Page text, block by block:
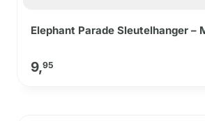
Elephant Parade Sleutelhanger –
9,95